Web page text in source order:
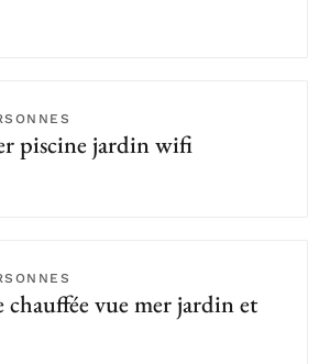
piscine jardin wifi
vue mer jardin et